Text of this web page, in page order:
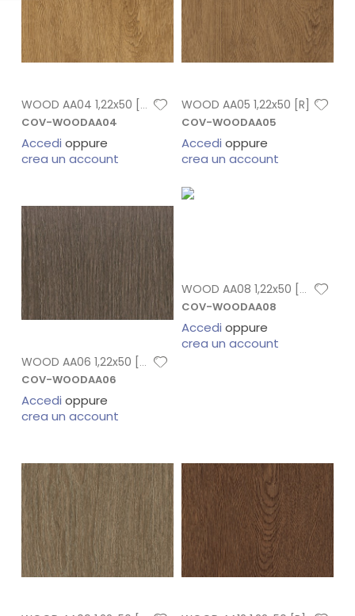
WOOD AA04 1,22x50 [R]
COV-WOODAA04
Accedi oppure
crea un account
WOOD AA05 1,22x50 [R]
COV-WOODAA05
Accedi oppure
crea un account
WOOD AA06 1,22x50 [R]
COV-WOODAA06
Accedi oppure
crea un account
WOOD AA08 1,22x50 [R]
COV-WOODAA08
Accedi oppure
crea un account